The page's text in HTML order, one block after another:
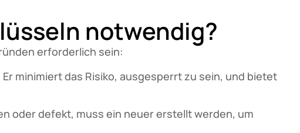
notwendig?
erforderlich sein:
minimiert das Risiko, ausgesperrt zu sein, und bietet
oder defekt, muss ein neuer erstellt werden, um